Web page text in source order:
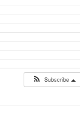
Subscribe